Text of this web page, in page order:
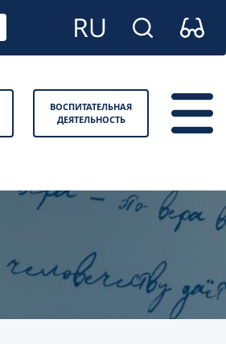
ВОСПИТАТЕЛЬНАЯ
ДЕЯТЕЛЬНОСТЬ